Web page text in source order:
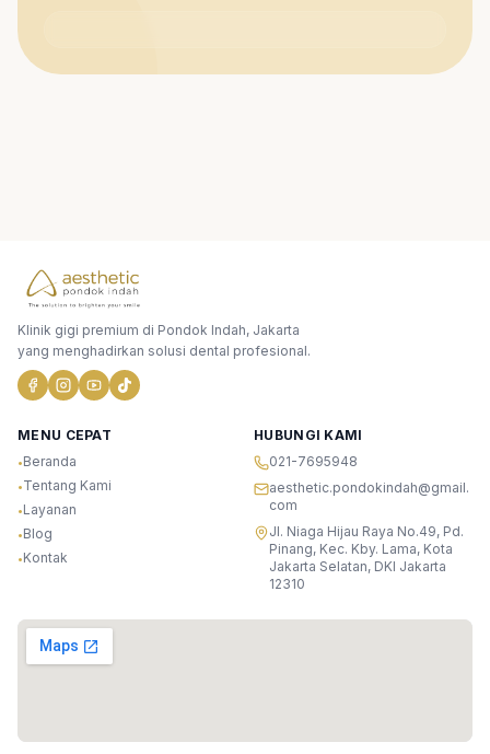
Klinik gigi premium di Pondok Indah, Jakarta
yang menghadirkan solusi dental profesional.
MENU CEPAT
•Beranda
•Tentang Kami
•Layanan
•Blog
•Kontak
HUBUNGI KAMI
021-7695948
aesthetic.pondokindah@gmail.
com
Jl. Niaga Hijau Raya No.49, Pd.
Pinang, Kec. Kby. Lama, Kota
Jakarta Selatan, DKI Jakarta
12310